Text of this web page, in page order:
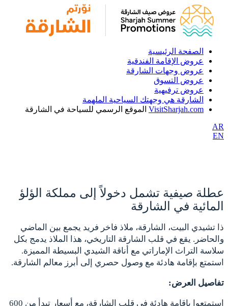
الصفحة الرئيسية
عروض الإقامة الفندقية
عروض وجهات الشارقة
عروض التسوق
عروض ترفيهية
الشارقة هي وجهتك السياحية الملهمة
VisitSharjah.com الموقع الرسمي للسياحة في الشارقة
AR
EN
عطلة صيفية تشمل دخولاً إلى مملكة الؤلؤ
المائية في الشارقة
ذا تشيدي البيت، الشارقة، ملاذ فاخر فريد يجمع بين الماضي
والحاضر. يقع في قلب الشارقة التاريخي، هذا الملاذ يدمج بكل
سلاسة التراث الإماراتي مع أناقة الشيدي البسيطة المميزة.
استمتع بإقامة هادئة مع وصول حصري إلى أبرز معالم الشارقة.
تفاصيل العرض:
استمتعوا بإقامة هادئة في قلب الشارقة، مع أسعار تبدأ من 600